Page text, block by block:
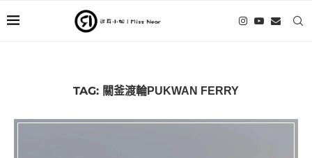
TAG: 關釜渡輪PUKWAN FERRY